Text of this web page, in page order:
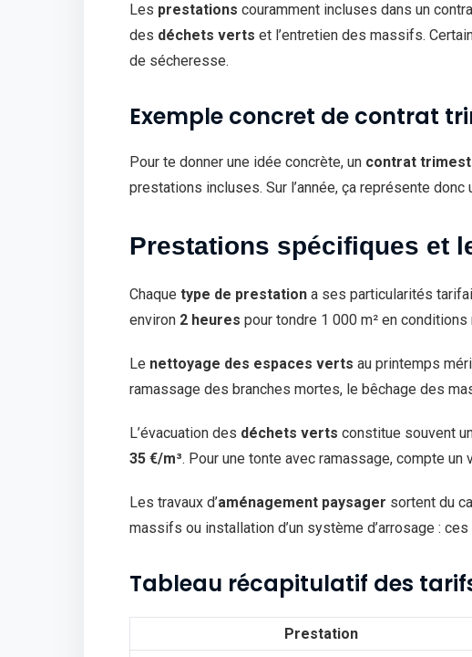
Les prestations couramment incluses dans un
des déchets verts et l’entretien des massifs.
de sécheresse.
Exemple concret de contrat
Pour te donner une idée concrète, un contrat
prestations incluses. Sur l’année, ça représente
Prestations spécifiques et
Chaque type de prestation a ses particularités
environ 2 heures pour tondre 1 000 m² en conditions
Le nettoyage des espaces verts au printemps
ramassage des branches mortes, le bêchage des
L’évacuation des déchets verts constitue souvent
35 €/m³. Pour une tonte avec ramassage, compte un
Les travaux d’aménagement paysager sortent du
massifs ou installation d’un système d’arrosage :
Tableau récapitulatif des
Prestation